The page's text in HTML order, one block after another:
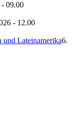
09.00
- 12.00
Lateinamerika6.